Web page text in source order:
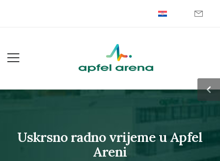
Uskrsno radno vrijeme u Apfel
Areni